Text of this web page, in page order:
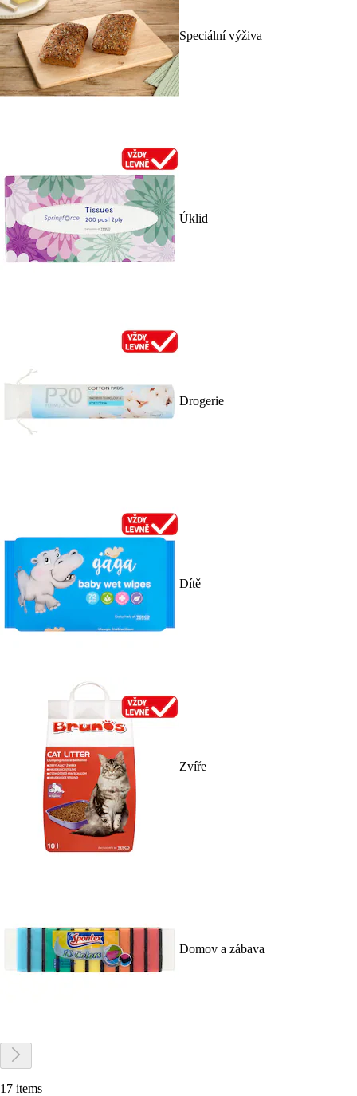
Speciální výživa
Úklid
Drogerie
Dítě
Zvíře
Domov a zábava
17 items